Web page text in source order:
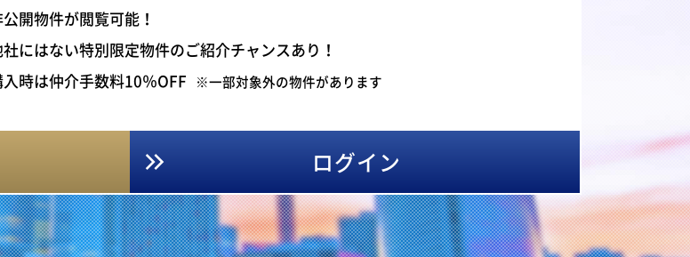
開物件が閲覧可能！
にはない特別限定物件のご紹介チャンスあり！
入時は仲介手数料10％OFF ※一部対象外の物件があります
ログイン